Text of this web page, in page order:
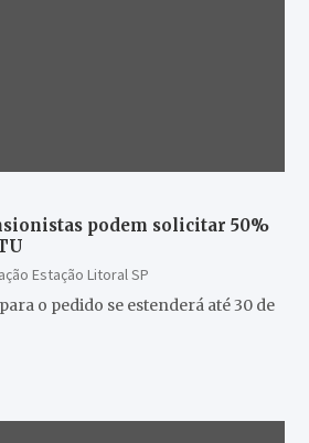
podem solicitar 50%
Estação Litoral SP
o pedido se estenderá até 30 de